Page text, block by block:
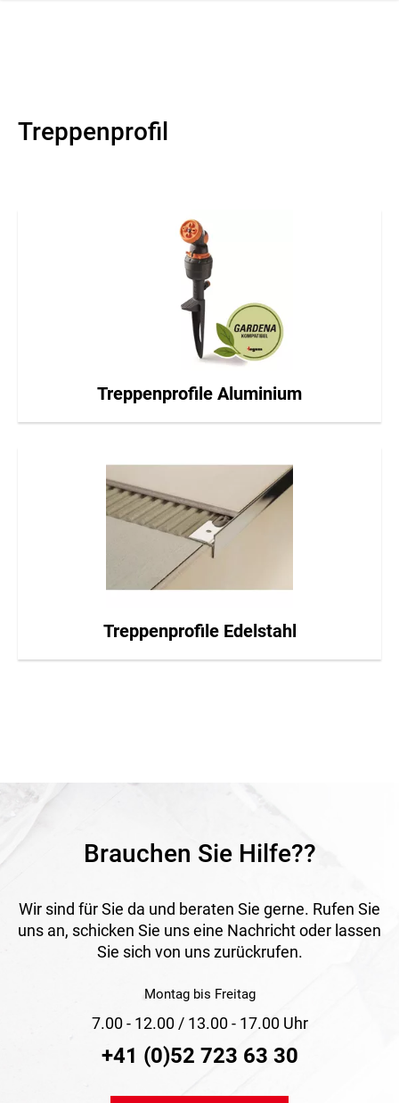
Treppenprofil
Treppenprofile Aluminium
Treppenprofile Edelstahl
Brauchen Sie Hilfe??
Wir sind für Sie da und beraten Sie gerne. Rufen Sie
uns an, schicken Sie uns eine Nachricht oder lassen
Sie sich von uns zurückrufen.
Montag bis Freitag
7.00 - 12.00 / 13.00 - 17.00 Uhr
+41 (0)52 723 63 30